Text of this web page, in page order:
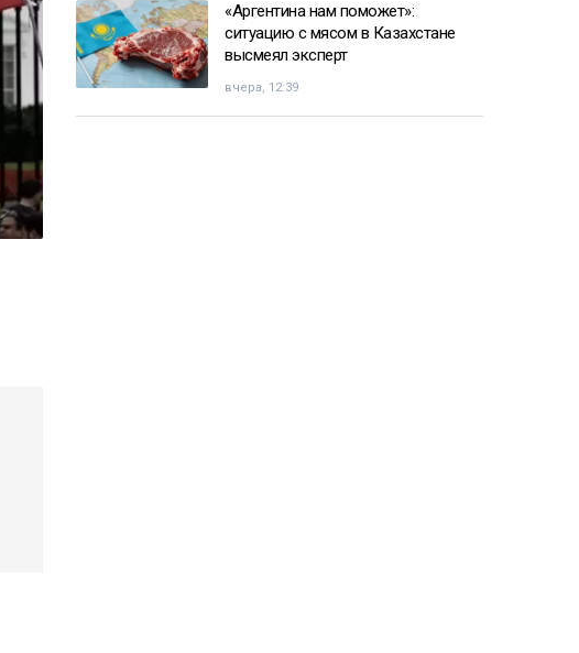
«Аргентина нам поможет»:
ситуацию с мясом в Казахстане
высмеял эксперт
вчера, 12:39